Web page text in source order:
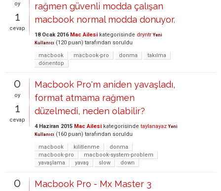
oy
1
cevap
rağmen güvenli modda çalışan
macbook normal modda donuyor.
18 Ocak 2016 Mac Ailesi kategorisinde dryntr Yeni
Kullanıcı (120 puan) tarafından soruldu
macbook
macbook-pro donma
takılma
dönentop
0
oy
1
cevap
Macbook Pro'm aniden yavaşladı,
format atmama rağmen
düzelmedi, neden olabilir?
4 Haziran 2015 Mac Ailesi kategorisinde taylanayaz Yeni
Kullanıcı (160 puan) tarafından soruldu
macbook
kilitlenme
donma
macbook-pro
macbook-system-problem
yavaşlama
yavaş slow down
0
Macbook Pro - Mx Master 3